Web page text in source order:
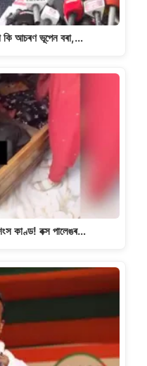
কি আচৰণ ভূপেন বৰা,…
কাণ্ড! বক্স পালেঙৰ…